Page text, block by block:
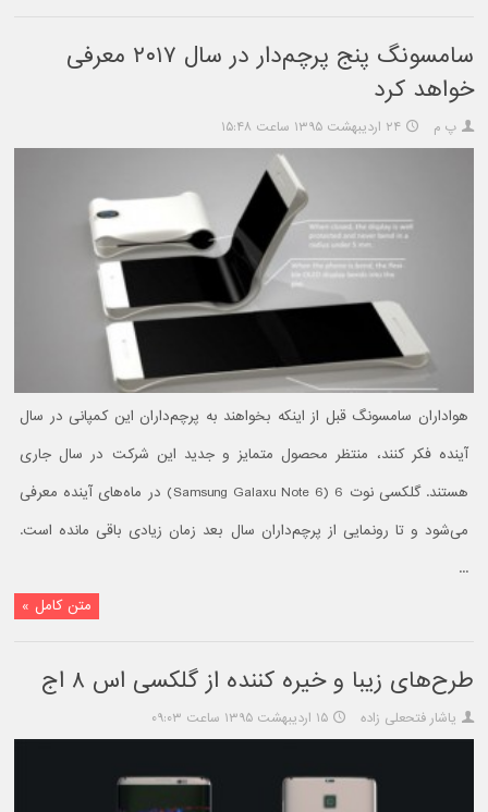
سامسونگ پنج پرچم‌دار در سال ۲۰۱۷ معرفی
خواهد کرد
پ م ۲۴ اردیبهشت ۱۳۹۵ ساعت ۱۵:۴۸
هواداران سامسونگ قبل از اینکه بخواهند به پرچم‌داران این کمپانی در سال
آینده فکر کنند، منتظر محصول متمایز و جدید این شرکت در سال جاری
هستند. گلکسی نوت 6 (Samsung Galaxu Note 6) در ماه‌های آینده معرفی
می‌شود و تا رونمایی از پرچم‌داران سال بعد زمان زیادی باقی مانده است.
...
متن کامل »
طرح‌های زیبا و خیره کننده از گلکسی اس ۸ اج
یاشار فتحعلی زاده ۱۵ اردیبهشت ۱۳۹۵ ساعت ۰۹:۰۳